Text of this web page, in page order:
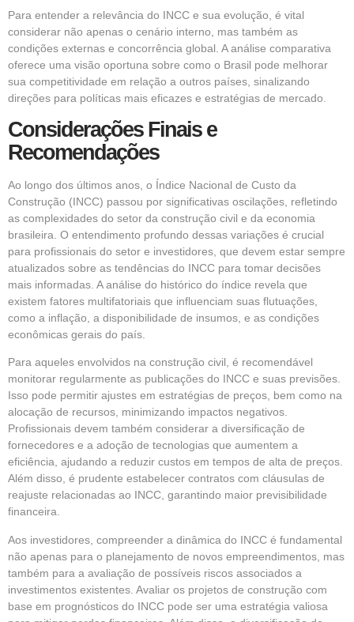
Para entender a relevância do INCC e sua evolução, é vital
considerar não apenas o cenário interno, mas também as
condições externas e concorrência global. A análise comparativa
oferece uma visão oportuna sobre como o Brasil pode melhorar
sua competitividade em relação a outros países, sinalizando
direções para políticas mais eficazes e estratégias de mercado.
Considerações Finais e
Recomendações
Ao longo dos últimos anos, o Índice Nacional de Custo da
Construção (INCC) passou por significativas oscilações, refletindo
as complexidades do setor da construção civil e da economia
brasileira. O entendimento profundo dessas variações é crucial
para profissionais do setor e investidores, que devem estar sempre
atualizados sobre as tendências do INCC para tomar decisões
mais informadas. A análise do histórico do índice revela que
existem fatores multifatoriais que influenciam suas flutuações,
como a inflação, a disponibilidade de insumos, e as condições
econômicas gerais do país.
Para aqueles envolvidos na construção civil, é recomendável
monitorar regularmente as publicações do INCC e suas previsões.
Isso pode permitir ajustes em estratégias de preços, bem como na
alocação de recursos, minimizando impactos negativos.
Profissionais devem também considerar a diversificação de
fornecedores e a adoção de tecnologias que aumentem a
eficiência, ajudando a reduzir custos em tempos de alta de preços.
Além disso, é prudente estabelecer contratos com cláusulas de
reajuste relacionadas ao INCC, garantindo maior previsibilidade
financeira.
Aos investidores, compreender a dinâmica do INCC é fundamental
não apenas para o planejamento de novos empreendimentos, mas
também para a avaliação de possíveis riscos associados a
investimentos existentes. Avaliar os projetos de construção com
base em prognósticos do INCC pode ser uma estratégia valiosa